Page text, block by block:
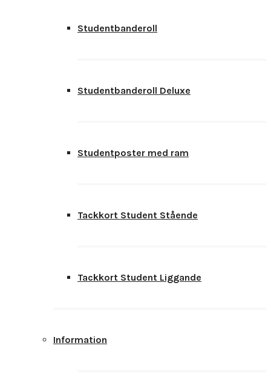
Studentbanderoll
Studentbanderoll Deluxe
Studentposter med ram
Tackkort Student Stående
Tackkort Student Liggande
Information